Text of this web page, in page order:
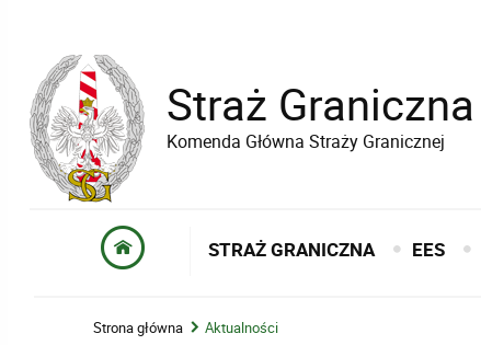
Straż Graniczna
Komenda Główna Straży Granicznej
STRAŻ GRANICZNA EES
Strona główna Aktualności